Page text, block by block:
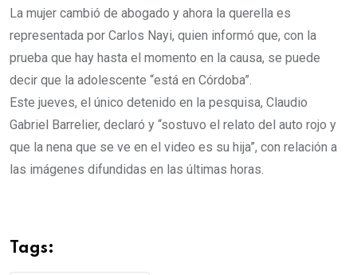
La mujer cambió de abogado y ahora la querella es
representada por Carlos Nayi, quien informó que, con la
prueba que hay hasta el momento en la causa, se puede
decir que la adolescente “está en Córdoba”.
Este jueves, el único detenido en la pesquisa, Claudio
Gabriel Barrelier, declaró y “sostuvo el relato del auto rojo y
que la nena que se ve en el video es su hija”, con relación a
las imágenes difundidas en las últimas horas.
Tags: